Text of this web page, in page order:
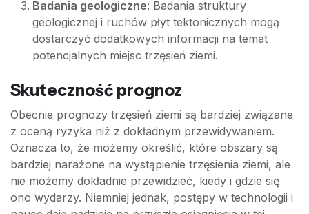
Badania geologiczne: Badania struktury
geologicznej i ruchów płyt tektonicznych mogą
dostarczyć dodatkowych informacji na temat
potencjalnych miejsc trzęsień ziemi.
Skuteczność prognoz
Obecnie prognozy trzęsień ziemi są bardziej związane
z oceną ryzyka niż z dokładnym przewidywaniem.
Oznacza to, że możemy określić, które obszary są
bardziej narażone na wystąpienie trzęsienia ziemi, ale
nie możemy dokładnie przewidzieć, kiedy i gdzie się
ono wydarzy. Niemniej jednak, postępy w technologii i